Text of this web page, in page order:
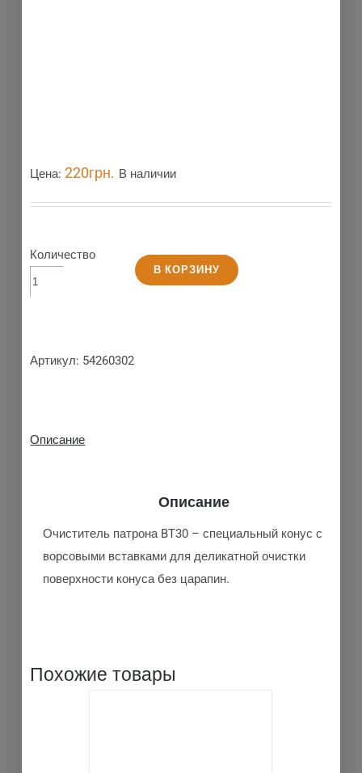
Цена:220грн. В наличии
Количество
В КОРЗИНУ
Артикул: 54260302
Описание
Описание
Очиститель патрона BT30 – специальный конус с
ворсовыми вставками для деликатной очистки
поверхности конуса без царапин.
Похожие товары